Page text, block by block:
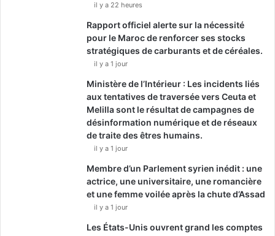
il y a 22 heures
Rapport officiel alerte sur la nécessité
pour le Maroc de renforcer ses stocks
stratégiques de carburants et de céréales.
il y a 1 jour
Ministère de l’Intérieur : Les incidents liés
aux tentatives de traversée vers Ceuta et
Melilla sont le résultat de campagnes de
désinformation numérique et de réseaux
de traite des êtres humains.
il y a 1 jour
Membre d’un Parlement syrien inédit : une
actrice, une universitaire, une romancière
et une femme voilée après la chute d’Assad
il y a 1 jour
Les États-Unis ouvrent grand les comptes